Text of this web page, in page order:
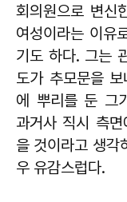
회의원으로 변신
여성이라는 이유
기도 하다. 그는
도가 추모문을
에 뿌리를 둔 그
과거사 직시 측
을 것이라고 생각
우 유감스럽다.